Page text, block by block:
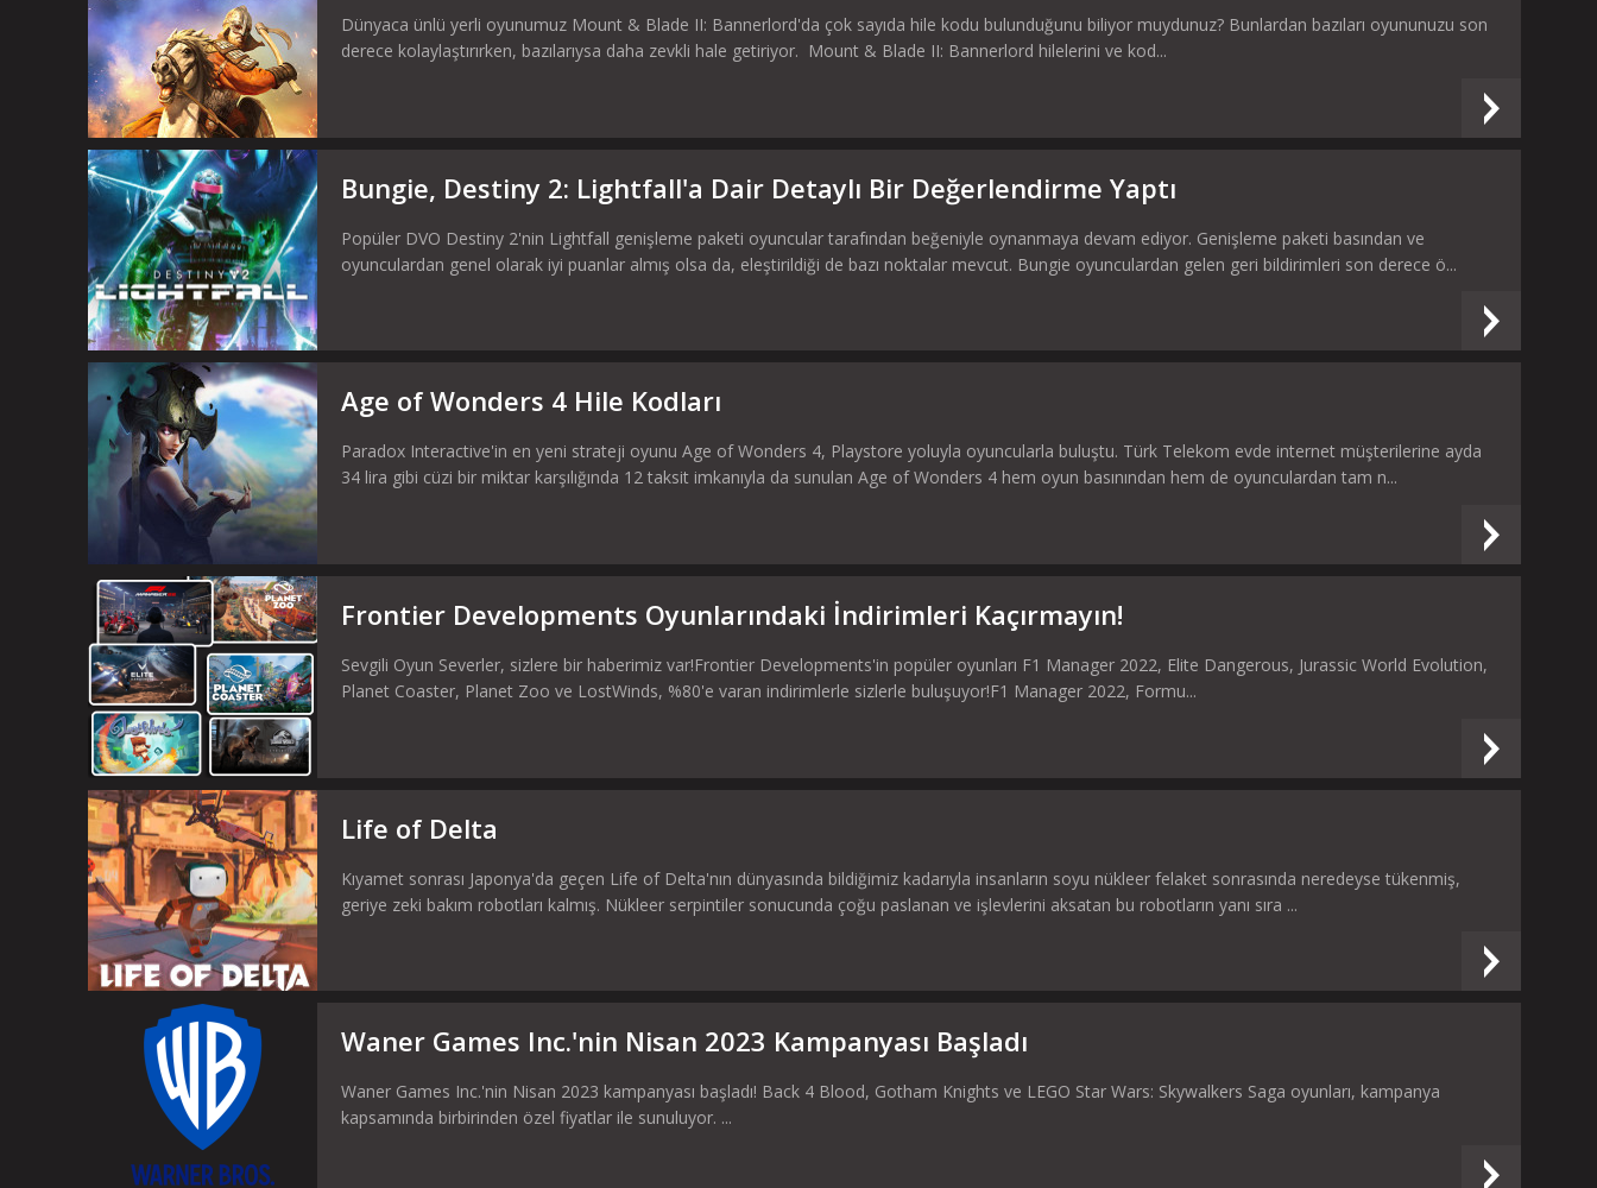
Dünyaca ünlü yerli oyunumuz Mount & Blade II: Bannerlord'da çok sayıda hile kodu bulunduğunu biliyor muydunuz? Bunlardan bazıları oyununuzu son
derece kolaylaştırırken, bazılarıysa daha zevkli hale getiriyor. Mount & Blade II: Bannerlord hilelerini ve kod...
Bungie, Destiny 2: Lightfall'a Dair Detaylı Bir Değerlendirme Yaptı
Popüler DVO Destiny 2'nin Lightfall genişleme paketi oyuncular tarafından beğeniyle oynanmaya devam ediyor. Genişleme paketi basından ve
oyunculardan genel olarak iyi puanlar almış olsa da, eleştirildiği de bazı noktalar mevcut. Bungie oyunculardan gelen geri bildirimleri son derece ö...
Age of Wonders 4 Hile Kodları
Paradox Interactive'in en yeni strateji oyunu Age of Wonders 4, Playstore yoluyla oyuncularla buluştu. Türk Telekom evde internet müşterilerine ayda
34 lira gibi cüzi bir miktar karşılığında 12 taksit imkanıyla da sunulan Age of Wonders 4 hem oyun basınından hem de oyunculardan tam n...
Frontier Developments Oyunlarındaki İndirimleri Kaçırmayın!
Sevgili Oyun Severler, sizlere bir haberimiz var!Frontier Developments'in popüler oyunları F1 Manager 2022, Elite Dangerous, Jurassic World Evolution,
Planet Coaster, Planet Zoo ve LostWinds, %80'e varan indirimlerle sizlerle buluşuyor!F1 Manager 2022, Formu...
Life of Delta
Kıyamet sonrası Japonya'da geçen Life of Delta'nın dünyasında bildiğimiz kadarıyla insanların soyu nükleer felaket sonrasında neredeyse tükenmiş,
geriye zeki bakım robotları kalmış. Nükleer serpintiler sonucunda çoğu paslanan ve işlevlerini aksatan bu robotların yanı sıra ...
Waner Games Inc.'nin Nisan 2023 Kampanyası Başladı
Waner Games Inc.'nin Nisan 2023 kampanyası başladı! Back 4 Blood, Gotham Knights ve LEGO Star Wars: Skywalkers Saga oyunları, kampanya
kapsamında birbirinden özel fiyatlar ile sunuluyor. ...